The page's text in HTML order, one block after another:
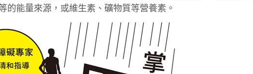
的能量來源，或維生素、礦物質等營養素。